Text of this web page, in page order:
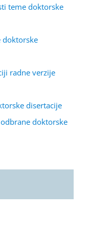
teme doktorske
doktorske
radne verzije
disertacije
doktorske